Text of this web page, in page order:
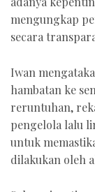
mengungkap
secara
Iwan
hambatan ke
reruntuhan,
pengelola lalu
untuk
dilakukan oleh